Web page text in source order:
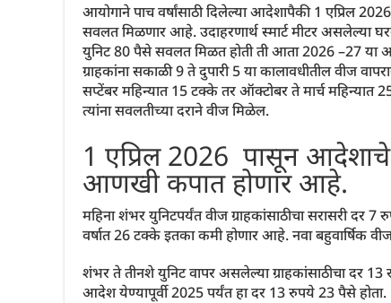
आयोगाने पाच वर्षांसाठी दिलेल्या आदेशापैकी 1 एप्रिल
सवलत मिळणार आहे. उदाहरणार्थ स्मार्ट मीटर असलेल्या
युनिट 80 पैसे सवलत मिळत होती ती आता 2026 –27 या
ग्राहकांना सकाळी 9 ते दुपारी 5 या कालावधीतील वीज
सप्टेंबर महिन्यात 15 टक्के तर ऑक्टोबर ते मार्च महिन्यात
त्यांना सवलतीच्या दराने वीज मिळेल.
1 एप्रिल 2026 पासून
आणखी कपात होणार आहे.
महिना शंभर युनिटपर्यंत वीज ग्राहकांसाठीचा सरासरी
वर्षात 26 टक्के इतका कमी होणार आहे. नवा बहुवार्षिक
शंभर ते तीनशे युनिट वापर असलेल्या ग्राहकांसाठीचा दर
आदेश येण्यापूर्वी 2025 पर्यंत हा दर 13 रुपये 23 पैसे होता.